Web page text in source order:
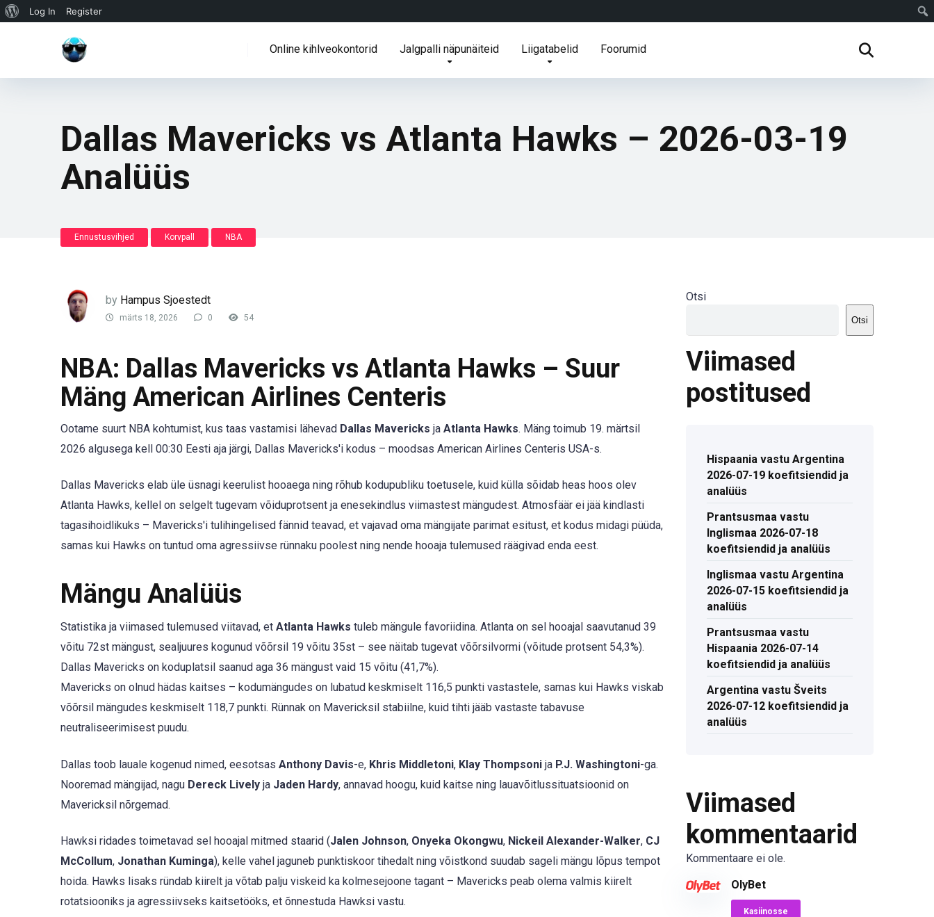
WordPressi
Log In Register
Online kihlveokontorid Jalgpalli näpunäiteid Liigatabelid Foorumid
Dallas Mavericks vs Atlanta Hawks – 2026-03-19
Analüüs
Ennustusvihjed Korvpall NBA
by Hampus Sjoestedt
märts 18, 2026 0 54
NBA: Dallas Mavericks vs Atlanta Hawks – Suur
Mäng American Airlines Centeris
Ootame suurt NBA kohtumist, kus taas vastamisi lähevad Dallas Mavericks ja Atlanta Hawks. Mäng toimub 19. märtsil
2026 algusega kell 00:30 Eesti aja järgi, Dallas Mavericks'i kodus – moodsas American Airlines Centeris USA-s.
Dallas Mavericks elab üle üsnagi keerulist hooaega ning rõhub kodupubliku toetusele, kuid külla sõidab heas hoos olev
Atlanta Hawks, kellel on selgelt tugevam võiduprotsent ja enesekindlus viimastest mängudest. Atmosfäär ei jää kindlasti
tagasihoidlikuks – Mavericks'i tulihingelised fännid teavad, et vajavad oma mängijate parimat esitust, et kodus midagi püüda,
samas kui Hawks on tuntud oma agressiivse rünnaku poolest ning nende hooaja tulemused räägivad enda eest.
Mängu Analüüs
Statistika ja viimased tulemused viitavad, et Atlanta Hawks tuleb mängule favoriidina. Atlanta on sel hooajal saavutanud 39
võitu 72st mängust, sealjuures kogunud võõrsil 19 võitu 35st – see näitab tugevat võõrsilvormi (võitude protsent 54,3%).
Dallas Mavericks on koduplatsil saanud aga 36 mängust vaid 15 võitu (41,7%).
Mavericks on olnud hädas kaitses – kodumängudes on lubatud keskmiselt 116,5 punkti vastastele, samas kui Hawks viskab
võõrsil mängudes keskmiselt 118,7 punkti. Rünnak on Mavericksil stabiilne, kuid tihti jääb vastaste tabavuse
neutraliseerimisest puudu.
Dallas toob lauale kogenud nimed, eesotsas Anthony Davis-e, Khris Middletoni, Klay Thompsoni ja P.J. Washingtoni-ga.
Nooremad mängijad, nagu Dereck Lively ja Jaden Hardy, annavad hoogu, kuid kaitse ning lauavõitlussituatsioonid on
Mavericksil nõrgemad.
Hawksi ridades toimetavad sel hooajal mitmed staarid (Jalen Johnson, Onyeka Okongwu, Nickeil Alexander-Walker, CJ
McCollum, Jonathan Kuminga), kelle vahel jaguneb punktiskoor tihedalt ning võistkond suudab sageli mängu lõpus tempot
hoida. Hawks lisaks ründab kiirelt ja võtab palju viskeid ka kolmesejoone tagant – Mavericks peab olema valmis kiirelt
rotatsiooniks ja agressiivseks kaitsetööks, et õnnestuda Hawksi vastu.
Otsi
Otsi
Viimased
postitused
Hispaania vastu Argentina
2026-07-19 koefitsiendid ja
analüüs
Prantsusmaa vastu
Inglismaa 2026-07-18
koefitsiendid ja analüüs
Inglismaa vastu Argentina
2026-07-15 koefitsiendid ja
analüüs
Prantsusmaa vastu
Hispaania 2026-07-14
koefitsiendid ja analüüs
Argentina vastu Šveits
2026-07-12 koefitsiendid ja
analüüs
Viimased
kommentaarid
Kommentaare ei ole.
OlyBet
Kasiinosse